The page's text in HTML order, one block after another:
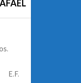
E.F.